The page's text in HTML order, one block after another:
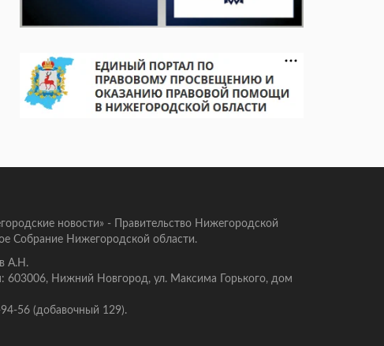
новости» - Правительство Нижегородской
Собрание Нижегородской области.
А.Н.
603006, Нижний Новгород, ул. Максима Горького, дом
56 (добавочный 129).